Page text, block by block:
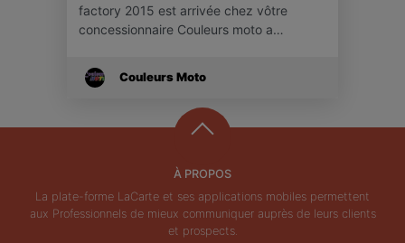
factory 2015 est arrivée chez vôtre
concessionnaire Couleurs moto a…
Couleurs Moto
À PROPOS
La plate-forme LaCarte et ses applications mobiles permettent
aux Professionnels de mieux communiquer auprès de leurs clients
et prospects.